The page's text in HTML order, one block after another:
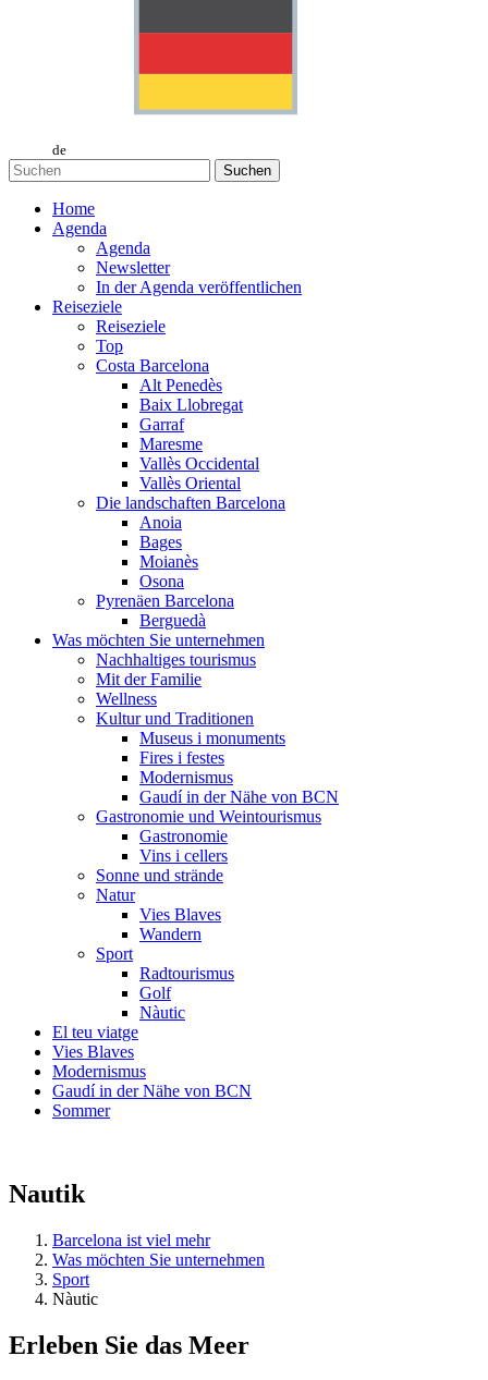
de
Suchen
Home
Agenda
Agenda
Newsletter
In der Agenda veröffentlichen
Reiseziele
Reiseziele
Top
Costa Barcelona
Alt Penedès
Baix Llobregat
Garraf
Maresme
Vallès Occidental
Vallès Oriental
Die landschaften Barcelona
Anoia
Bages
Moianès
Osona
Pyrenäen Barcelona
Berguedà
Was möchten Sie unternehmen
Nachhaltiges tourismus
Mit der Familie
Wellness
Kultur und Traditionen
Museus i monuments
Fires i festes
Modernismus
Gaudí in der Nähe von BCN
Gastronomie und Weintourismus
Gastronomie
Vins i cellers
Sonne und strände
Natur
Vies Blaves
Wandern
Sport
Radtourismus
Golf
Nàutic
El teu viatge
Vies Blaves
Modernismus
Gaudí in der Nähe von BCN
Sommer
Nautik
Barcelona ist viel mehr
Was möchten Sie unternehmen
Sport
Nàutic
Erleben Sie das Meer